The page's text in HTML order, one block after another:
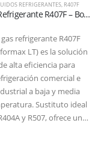
REFRIGERANTES, R407F
Gas Refrigerante R407F – Bombona Recargable 10 kg válvula 1/4
gas refrigerante R407F
LT) es la solución
alta eficiencia para
comercial e
a baja y media
Sustituto ideal
y R507, ofrece un…